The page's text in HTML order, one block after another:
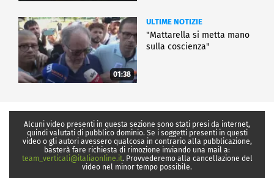
01:38
ULTIME NOTIZIE
"Mattarella si metta mano
sulla coscienza"
Alcuni video presenti in questa sezione sono stati presi da internet,
quindi valutati di pubblico dominio. Se i soggetti presenti in questi
video o gli autori avessero qualcosa in contrario alla pubblicazione,
basterà fare richiesta di rimozione inviando una mail a:
team_verticali@italiaonline.it. Provvederemo alla cancellazione del
video nel minor tempo possibile.